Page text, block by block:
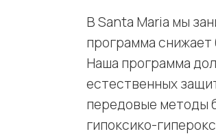
В Santa Maria мы
программа снижает
Наша программа
естественных
передовые методы
гипоксико-